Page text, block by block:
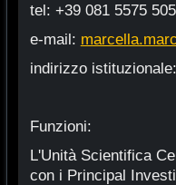
tel: +39 081 5575 505
e-mail:
indirizzo istituzionale:
Funzioni:
L'Unità Scientifica
con i Principal